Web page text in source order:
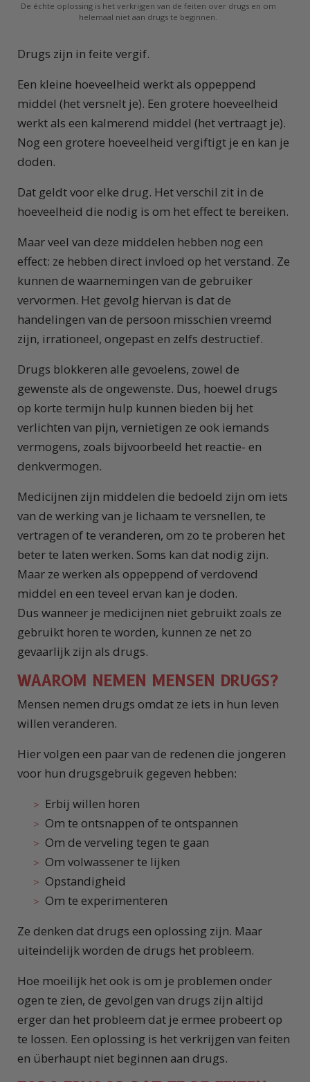
De échte oplossing is het verkrijgen van de feiten over drugs en om
helemaal niet aan drugs te beginnen.
Drugs zijn in feite vergif.
Een kleine hoeveelheid werkt als oppeppend
middel (het versnelt je). Een grotere hoeveelheid
werkt als een kalmerend middel (het vertraagt je).
Nog een grotere hoeveelheid vergiftigt je en kan je
doden.
Dat geldt voor elke drug. Het verschil zit in de
hoeveelheid die nodig is om het effect te bereiken.
Maar veel van deze middelen hebben nog een
effect: ze hebben direct invloed op het verstand. Ze
kunnen de waarnemingen van de gebruiker
vervormen. Het gevolg hiervan is dat de
handelingen van de persoon misschien vreemd
zijn, irrationeel, ongepast en zelfs destructief.
Drugs blokkeren alle gevoelens, zowel de
gewenste als de ongewenste. Dus, hoewel drugs
op korte termijn hulp kunnen bieden bij het
verlichten van pijn, vernietigen ze ook iemands
vermogens, zoals bijvoorbeeld het reactie- en
denkvermogen.
Medicijnen zijn middelen die bedoeld zijn om iets
van de werking van je lichaam te versnellen, te
vertragen of te veranderen, om zo te proberen het
beter te laten werken. Soms kan dat nodig zijn.
Maar ze werken als oppeppend of verdovend
middel en een teveel ervan kan je doden.
Dus wanneer je medicijnen niet gebruikt zoals ze
gebruikt horen te worden, kunnen ze net zo
gevaarlijk zijn als drugs.
WAAROM NEMEN MENSEN DRUGS?
Mensen nemen drugs omdat ze iets in hun leven
willen veranderen.
Hier volgen een paar van de redenen die jongeren
voor hun drugsgebruik gegeven hebben:
Erbij willen horen
Om te ontsnappen of te ontspannen
Om de verveling tegen te gaan
Om volwassener te lijken
Opstandigheid
Om te experimenteren
Ze denken dat drugs een oplossing zijn. Maar
uiteindelijk worden de drugs het probleem.
Hoe moeilijk het ook is om je problemen onder
ogen te zien, de gevolgen van drugs zijn altijd
erger dan het probleem dat je ermee probeert op
te lossen. Een oplossing is het verkrijgen van feiten
en überhaupt niet beginnen aan drugs.